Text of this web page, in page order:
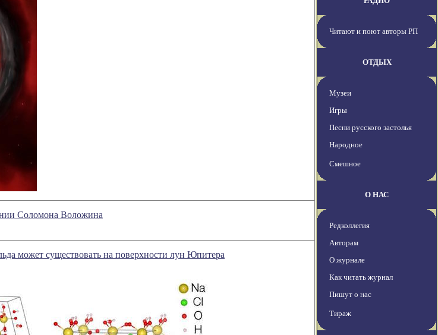
Соломона Воложина
может существовать на поверхности лун Юпитера
Читают и поют авторы РП
ОТДЫХ
Музеи
Игры
Песни русского застолья
Народное
Смешное
О НАС
Редколлегия
Авторам
О журнале
Как читать журнал
Пишут о нас
Тираж